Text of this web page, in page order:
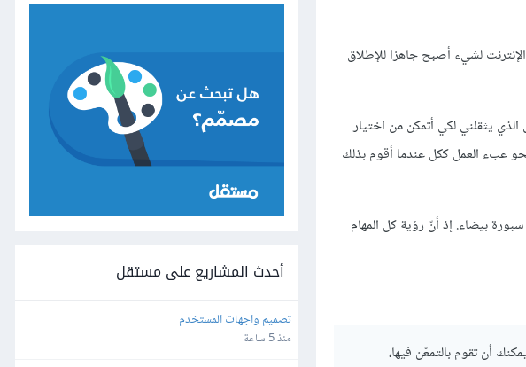
لشيء أصبح جاهزا للإطلاق
يثقلني لكي أتمكن من اختيار
عبء العمل ككل عندما أقوم بذلك
بيضاء. إذ أنّ رؤية كل المهام
أن تقوم بالتمعّن فيها،
أحدث المشاريع على مستقل
تصميم واجهات المستخدم
منذ 5 ساعة